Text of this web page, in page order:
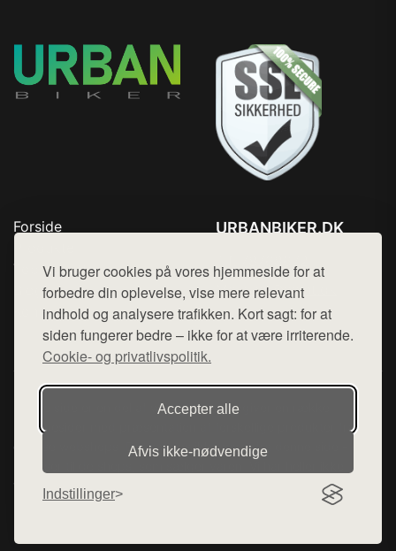
Vi bruger cookies på vores hjemmeside for at
forbedre din oplevelse, vise mere relevant
indhold og analysere trafikken. Kort sagt: for at
siden fungerer bedre – ikke for at være irriterende.
Cookie- og privatlivspolitik.
Accepter alle
Afvis ikke‑nødvendige
Indstillinger
Forside
Top Rabatter
Blog
Kontakt
URBANBIKER.DK
Mail: hej@want.dk
Cookie- og privatlivspolitik
Denne side er en del af want.dk, der udgiver en række
hjemmesider med præsentation af forskellige produkter fra
diverse webshops. Der sælges ikke varer fra denne side - vi
varerne på lager.